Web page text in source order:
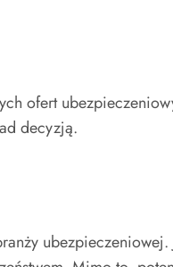
ofert
decyzją.
ubezpieczeniowej.